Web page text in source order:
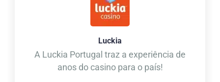
Luckia
A Luckia Portugal traz a experiência de
anos do casino para o país!